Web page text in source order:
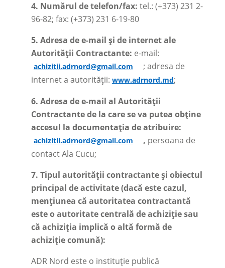
4. Numărul de telefon/fax: tel.: (+373) 231 2-
96-82; fax: (+373) 231 6-19-80
5. Adresa de e-mail și de internet ale
Autorității Contractante: e-mail:
achizitii.adrnord@gmail.com
; adresa de
internet a autorității: www.adrnord.md;
6. Adresa de e-mail al Autorității
Contractante de la care se va putea obține
accesul la documentația de atribuire:
achizitii.adrnord@gmail.com , persoana de
contact Ala Cucu;
7. Tipul autorității contractante și obiectul
principal de activitate (dacă este cazul,
mențiunea că autoritatea contractantă
este o autoritate centrală de achiziție sau
că achiziția implică o altă formă de
achiziție comună):
ADR Nord este o instituție publică